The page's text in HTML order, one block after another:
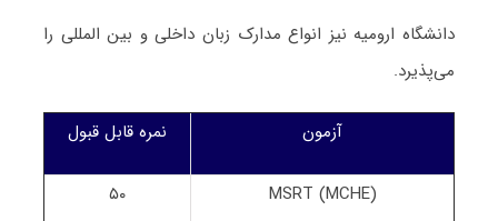
دانشگاه ارومیه نیز انواع مدارک زبان داخلی و بین المللی را
می‌پذیرد.
آزمون نمره قابل قبول
MSRT (MCHE) ۵۰